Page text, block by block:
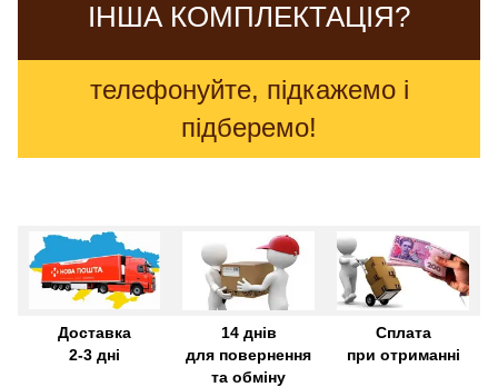
ІНША КОМПЛЕКТАЦІЯ?
телефонуйте, підкажемо і
підберемо!
Доставка
2-3 дні
14 днів
для повернення
та обміну
Сплата
при отриманні